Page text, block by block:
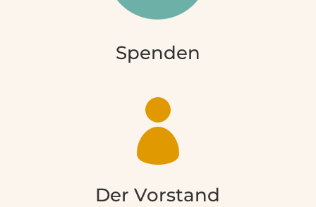
Spenden

Der Vorstand